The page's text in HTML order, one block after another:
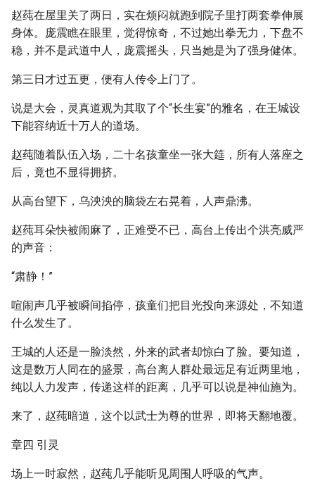
赵莼在屋里关了两日，实在烦闷就跑到院子里打两套拳伸展
身体。庞震瞧在眼里，觉得惊奇，不过她出拳无力，下盘不
稳，并不是武道中人，庞震摇头，只当她是为了强身健体。
第三日才过五更，便有人传令上门了。
说是大会，灵真道观为其取了个“长生宴”的雅名，在王城设
下能容纳近十万人的道场。
赵莼随着队伍入场，二十名孩童坐一张大筵，所有人落座之
后，竟也不显得拥挤。
从高台望下，乌泱泱的脑袋左右晃着，人声鼎沸。
赵莼耳朵快被闹麻了，正难受不已，高台上传出个洪亮威严
的声音：
“肃静！”
喧闹声几乎被瞬间掐停，孩童们把目光投向来源处，不知道
什么发生了。
王城的人还是一脸淡然，外来的武者却惊白了脸。要知道，
这是数万人同在的盛景，高台离人群处最远足有近两里地，
纯以人力发声，传递这样的距离，几乎可以说是神仙施为。
来了，赵莼暗道，这个以武士为尊的世界，即将天翻地覆。
章四 引灵
场上一时寂然，赵莼几乎能听见周围人呼吸的气声。